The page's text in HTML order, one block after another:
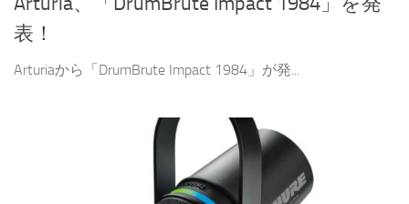
表！
Arturiaから「DrumBrute Impact 1984」が発...